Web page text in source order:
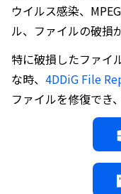
ウイルス感染、
ル、ファイルの破損
特に破損したファイ
な時、 4DDiG File
ファイルを修復でき